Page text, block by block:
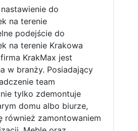
do
na terenie
podejście do
na terenie Krakowa
KrakMax jest
w branży. Posiadający
team
tylko zdemontuje
domu albo biurze,
również zamontowaniem